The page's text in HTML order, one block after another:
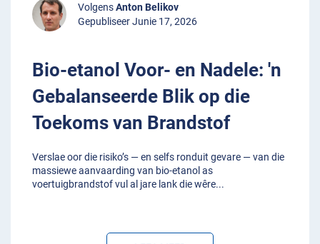
VolgensAnton Belikov
Gepubliseer Junie 17, 2026
Bio-etanol Voor- en Nadele: 'n
Gebalanseerde Blik op die
Toekoms van Brandstof
Verslae oor die risiko’s — en selfs ronduit gevare — van die
massiewe aanvaarding van bio-etanol as
voertuigbrandstof vul al jare lank die wêre...